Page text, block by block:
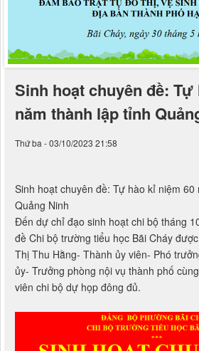
Sinh hoạt chuyên đề:
năm thành lập tỉnh
Thứ ba - 03/10/2023 21:58
Sinh hoạt chuyên đề: Tự hào kỉ niệm 60
Quảng Ninh
Đến dự chỉ đạo sinh hoạt chi bộ tháng
đề Chi bộ trường tiểu học Bãi Cháy
Thị Thu Hằng- Thành ủy viên- Phó
ủy- Trưởng phòng nội vụ thành phố
viên chi bộ dự họp đông đủ.